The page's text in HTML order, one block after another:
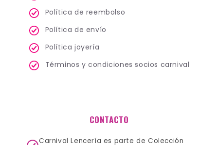
Política de reembolso
Política de envío
Política joyería
Términos y condiciones socios carnival
CONTACTO
Carnival Lencería es parte de Colección